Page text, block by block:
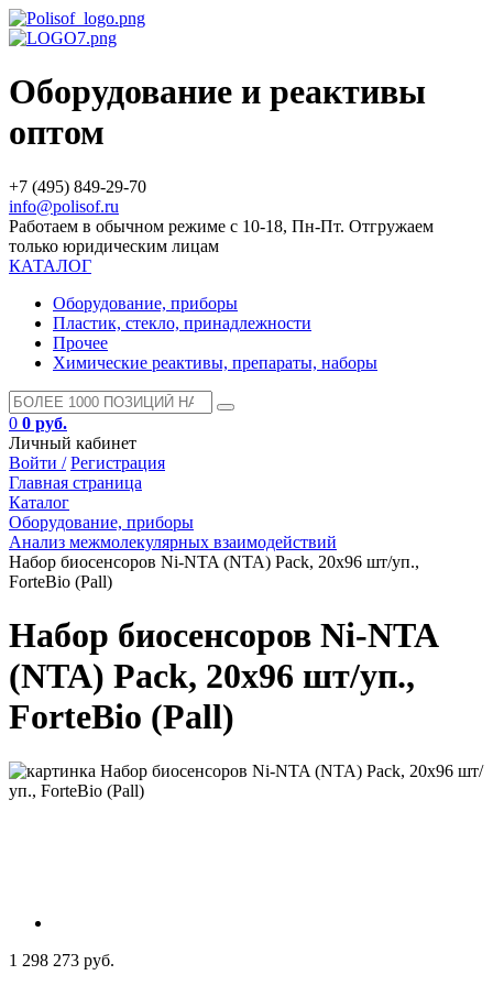
Оборудование и реактивы
оптом
+7 (495) 849-29-70
info@polisof.ru
Работаем в обычном режиме с 10-18, Пн-Пт. Отгружаем
только юридическим лицам
КАТАЛОГ
Оборудование, приборы
Пластик, стекло, принадлежности
Прочее
Химические реактивы, препараты, наборы
0 0 руб.
Личный кабинет
Войти / Регистрация
Главная страница
Каталог
Оборудование, приборы
Анализ межмолекулярных взаимодействий
Набор биосенсоров Ni-NTA (NTA) Pack, 20х96 шт/уп.,
ForteBio (Pall)
Набор биосенсоров Ni-NTA
(NTA) Pack, 20х96 шт/уп.,
ForteBio (Pall)
1 298 273 руб.